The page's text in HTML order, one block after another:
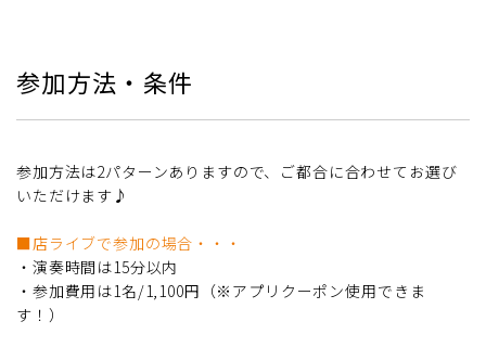
参加方法・条件
参加方法は2パターンありますので、ご都合に合わせてお選び
いただけます♪
■店ライブで参加の場合・・・
・演奏時間は15分以内
・参加費用は1名/1,100円（※アプリクーポン使用できま
す！）